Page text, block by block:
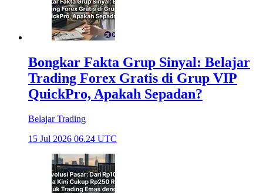
Bongkar Fakta Grup Sinyal: Belajar
Trading Forex Gratis di Grup VIP
QuickPro, Apakah Sepadan?
Belajar Trading
15 Jul 2026 06.24 UTC